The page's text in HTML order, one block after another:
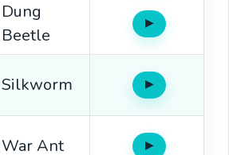
Dung
Beetle
▶Oír
Silkworm ▶Oír
War Ant ▶Oír